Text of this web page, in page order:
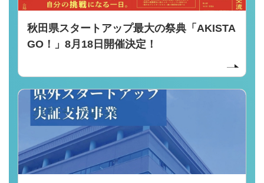
秋田県スタートアップ最大の祭典「AKISTA
GO！」8月18日開催決定！